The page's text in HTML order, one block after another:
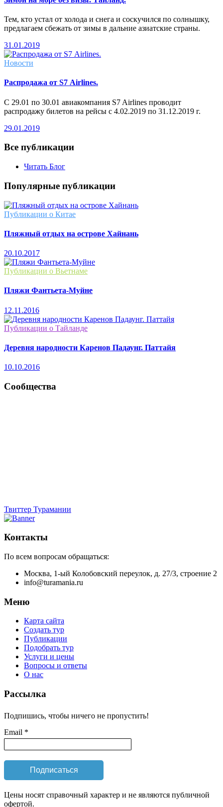
Тем, кто устал от холода и снега и соскучился по солнышку,
предлагаем сбежать от зимы в дальние азиатские страны.
31.01.2019
Новости
Распродажа от S7 Airlines.
С 29.01 по 30.01 авиакомпания S7 Airlines проводит
распродажу билетов на рейсы с 4.02.2019 по 31.12.2019 г.
29.01.2019
Все публикации
Читать Блог
Популярные публикации
Публикации о Китае
Пляжный отдых на острове Хайнань
20.10.2017
Публикации о Вьетнаме
Пляжи Фантьета-Муйне
12.11.2016
Публикации о Тайланде
Деревня народности Каренов Падаунг. Паттайя
10.10.2016
Сообщества
Твиттер Турамании
Контакты
По всем вопросам обращаться:
Москва, 1-ый Колобовский переулок, д. 27/3, строение 2
info@turamania.ru
Меню
Карта сайта
Создать тур
Публикации
Подобрать тур
Услуги и цены
Вопросы и ответы
О нас
Рассылка
Подпишись, чтобы ничего не пропустить!
Email *
Цены носят справочный характер и не являются публичной
офертой.